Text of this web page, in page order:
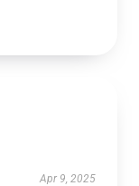
Apr 9, 2025